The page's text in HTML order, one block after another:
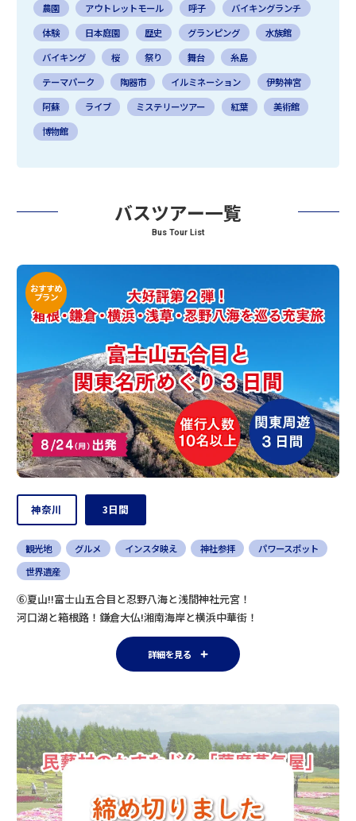
農園
アウトレットモール 呼子
バイキングランチ
体験
日本庭園 歴史 グランピング
水族館
バイキング
桜 祭り 舞台
糸島
テーマパーク
陶器市 イルミネーション
伊勢神宮
阿蘇
ライブ ミステリーツアー 紅葉
美術館
博物館
バスツアー一覧
Bus Tour List
おすすめ
プラン
神奈川 3日間
観光地 グルメ インスタ映え 神社参拝
パワースポット
世界遺産
⑥夏山!!富士山五合目と忍野八海と浅間神社元宮！
河口湖と箱根路！鎌倉大仏!湘南海岸と横浜中華街！
詳細を見る